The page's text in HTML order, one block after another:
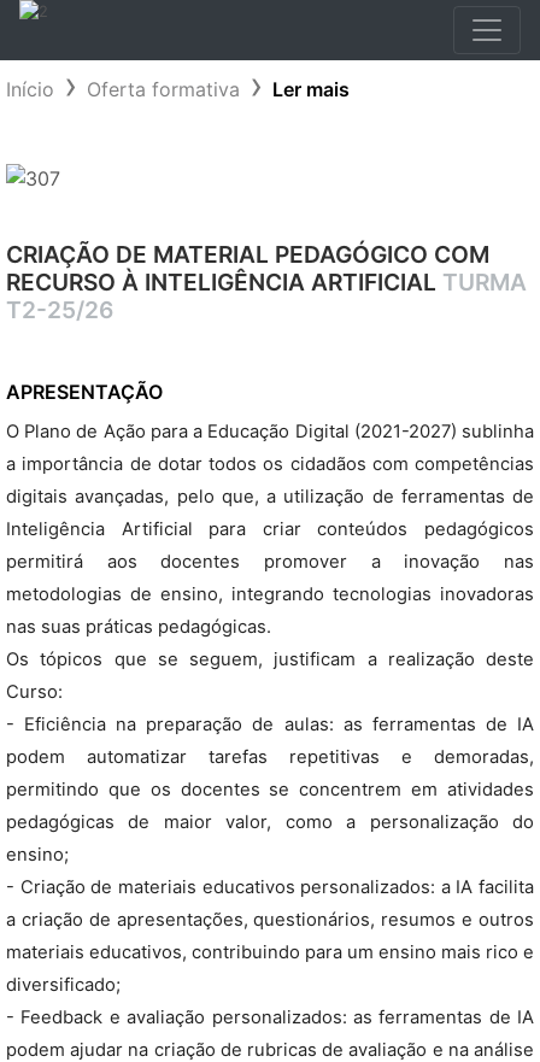
Início Oferta formativa Ler mais
CRIAÇÃO DE MATERIAL PEDAGÓGICO COM
RECURSO À INTELIGÊNCIA ARTIFICIAL TURMA
T2-25/26
APRESENTAÇÃO
O Plano de Ação para a Educação Digital (2021-2027) sublinha
a importância de dotar todos os cidadãos com competências
digitais avançadas, pelo que, a utilização de ferramentas de
Inteligência Artificial para criar conteúdos pedagógicos
permitirá aos docentes promover a inovação nas
metodologias de ensino, integrando tecnologias inovadoras
nas suas práticas pedagógicas.
Os tópicos que se seguem, justificam a realização deste
Curso:
- Eficiência na preparação de aulas: as ferramentas de IA
podem automatizar tarefas repetitivas e demoradas,
permitindo que os docentes se concentrem em atividades
pedagógicas de maior valor, como a personalização do
ensino;
- Criação de materiais educativos personalizados: a IA facilita
a criação de apresentações, questionários, resumos e outros
materiais educativos, contribuindo para um ensino mais rico e
diversificado;
- Feedback e avaliação personalizados: as ferramentas de IA
podem ajudar na criação de rubricas de avaliação e na análise